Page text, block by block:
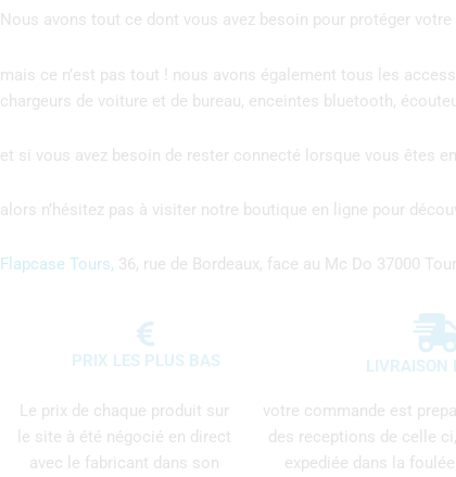
Nous avons tout ce dont vous avez besoin pour protéger
mais ce n’est pas tout ! nous avons également tous les
chargeurs de voiture et de bureau, enceintes bluetooth,
et si vous avez besoin de rester connecté lorsque vous êtes
alors n’hésitez pas à visiter notre boutique en ligne pour
Flapcase Tours, 36, rue de Bordeaux, face au Mc Do 37000
PRIX LES PLUS BAS LIVRAISON
Le prix de chaque produit sur
le site à été négocié en direct
avec le fabricant dans son
votre commande est
des receptions de celle
expediée dans la foulée.